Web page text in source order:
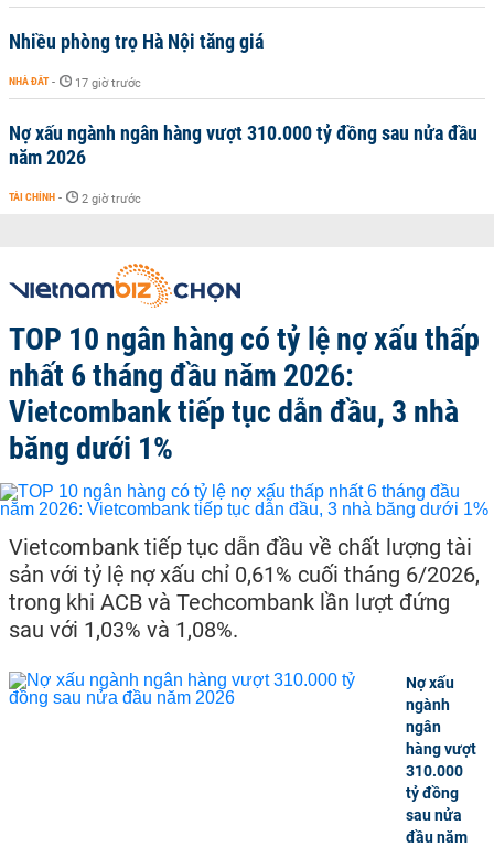
Nhiều phòng trọ Hà Nội tăng giá
NHÀ ĐẤT - 17 giờ trước
Nợ xấu ngành ngân hàng vượt 310.000 tỷ đồng sau nửa đầu
năm 2026
TÀI CHÍNH - 2 giờ trước
TOP 10 ngân hàng có tỷ lệ nợ xấu thấp
nhất 6 tháng đầu năm 2026:
Vietcombank tiếp tục dẫn đầu, 3 nhà
băng dưới 1%
Vietcombank tiếp tục dẫn đầu về chất lượng tài
sản với tỷ lệ nợ xấu chỉ 0,61% cuối tháng 6/2026,
trong khi ACB và Techcombank lần lượt đứng
sau với 1,03% và 1,08%.
Nợ xấu
ngành
ngân
hàng vượt
310.000
tỷ đồng
sau nửa
đầu năm